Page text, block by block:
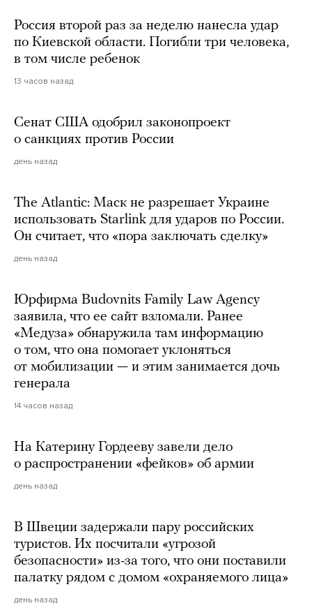
Россия второй раз за неделю нанесла удар
по Киевской области. Погибли три человека,
в том числе ребенок
13 часов назад
Сенат США одобрил законопроект
о санкциях против России
день назад
The Atlantic: Маск не разрешает Украине
использовать Starlink для ударов по России.
Он считает, что «пора заключать сделку»
день назад
Юрфирма Budovnits Family Law Agency
заявила, что ее сайт взломали. Ранее
«Медуза» обнаружила там информацию
о том, что она помогает уклоняться
от мобилизации — и этим занимается дочь
генерала
14 часов назад
На Катерину Гордееву завели дело
о распространении «фейков» об армии
день назад
В Швеции задержали пару российских
туристов. Их посчитали «угрозой
безопасности» из-за того, что они поставили
палатку рядом с домом «охраняемого лица»
день назад